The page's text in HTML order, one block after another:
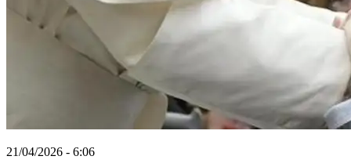
21/04/2026 - 6:06